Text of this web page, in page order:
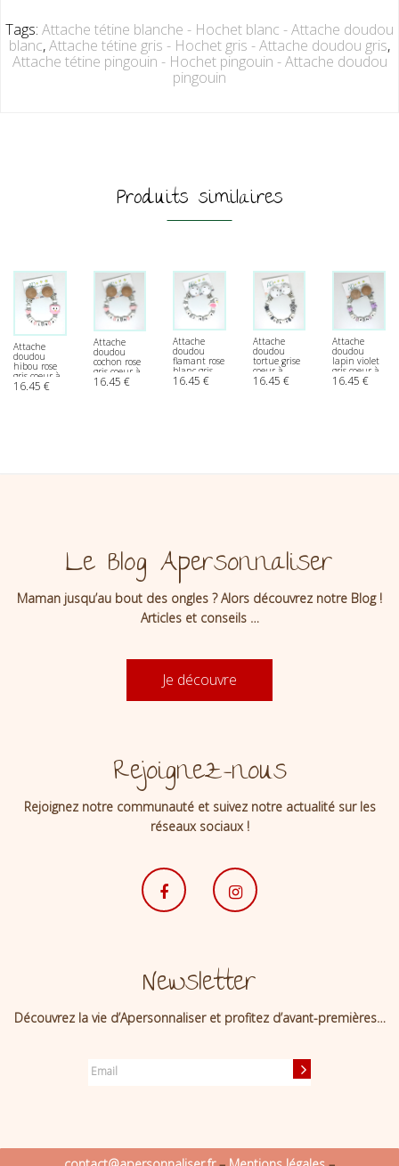
Tags: Attache tétine blanche - Hochet blanc - Attache doudou
blanc,Attache tétine gris - Hochet gris - Attache doudou gris,
Attache tétine pingouin - Hochet pingouin - Attache doudou
pingouin
Produits similaires
Attache
doudou
hibou rose
gris coeur à
personnaliser
16.45 €
Attache
doudou
cochon rose
gris coeur à
personnaliser
16.45 €
Attache
doudou
flamant rose
blanc gris
coeur à
16.45€
Attache
doudou
tortue grise
coeur à
personnaliser
16.45 €
Attache
doudou
lapin violet
gris coeur à
personnaliser
16.45€
Le Blog Apersonnaliser
Maman jusqu’au bout des ongles ? Alors découvrez notre Blog !
Articles et conseils …
Je découvre
Rejoignez-nous
Rejoignez notre communauté et suivez notre actualité sur les
réseaux sociaux !
Newsletter
Découvrez la vie d’Apersonnaliser et profitez d’avant-premières…